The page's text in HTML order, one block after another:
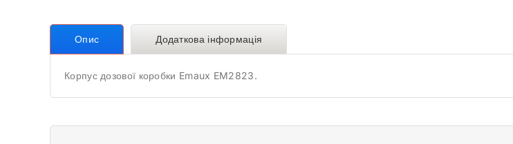
Опис Додаткова інформація
Корпус дозової коробки Emaux EM2823.